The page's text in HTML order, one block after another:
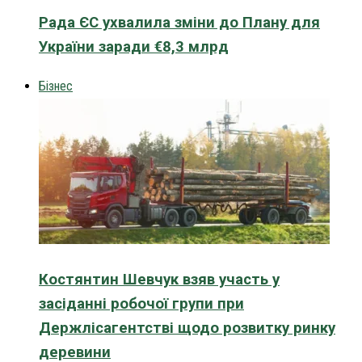
Рада ЄС ухвалила зміни до Плану для
України заради €8,3 млрд
Бізнес
Костянтин Шевчук взяв участь у
засіданні робочої групи при
Держлісагентстві щодо розвитку ринку
деревини